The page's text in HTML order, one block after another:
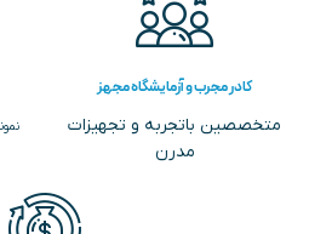
کادر مجرب و آزمایشگاه مجهز
متخصصین باتجربه و تجهیزات
مدرن